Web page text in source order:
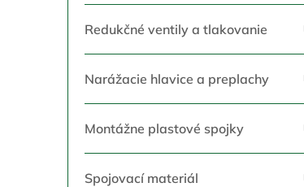
Redukčné ventily a tlakovanie
Narážacie hlavice a preplachy
Montážne plastové spojky
Spojovací materiál